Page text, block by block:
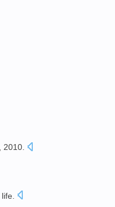
, 2010.
life